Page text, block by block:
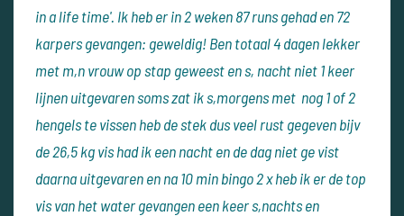
in a life time'. Ik heb er in 2 weken 87 runs gehad en 72
karpers gevangen: geweldig! Ben totaal 4 dagen lekker
met m,n vrouw op stap geweest en s, nacht niet 1 keer
lijnen uitgevaren soms zat ik s,morgens met nog 1 of 2
hengels te vissen heb de stek dus veel rust gegeven bijv
de 26,5 kg vis had ik een nacht en de dag niet ge vist
daarna uitgevaren en na 10 min bingo 2 x heb ik er de top
vis van het water gevangen een keer s,nachts en